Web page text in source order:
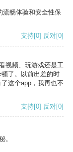
流畅体验和安全性保
支持[0] 反对[0]
视频、玩游戏还是工
了。以前出差的时
这个app，我再也不
支持[0] 反对[0]
。